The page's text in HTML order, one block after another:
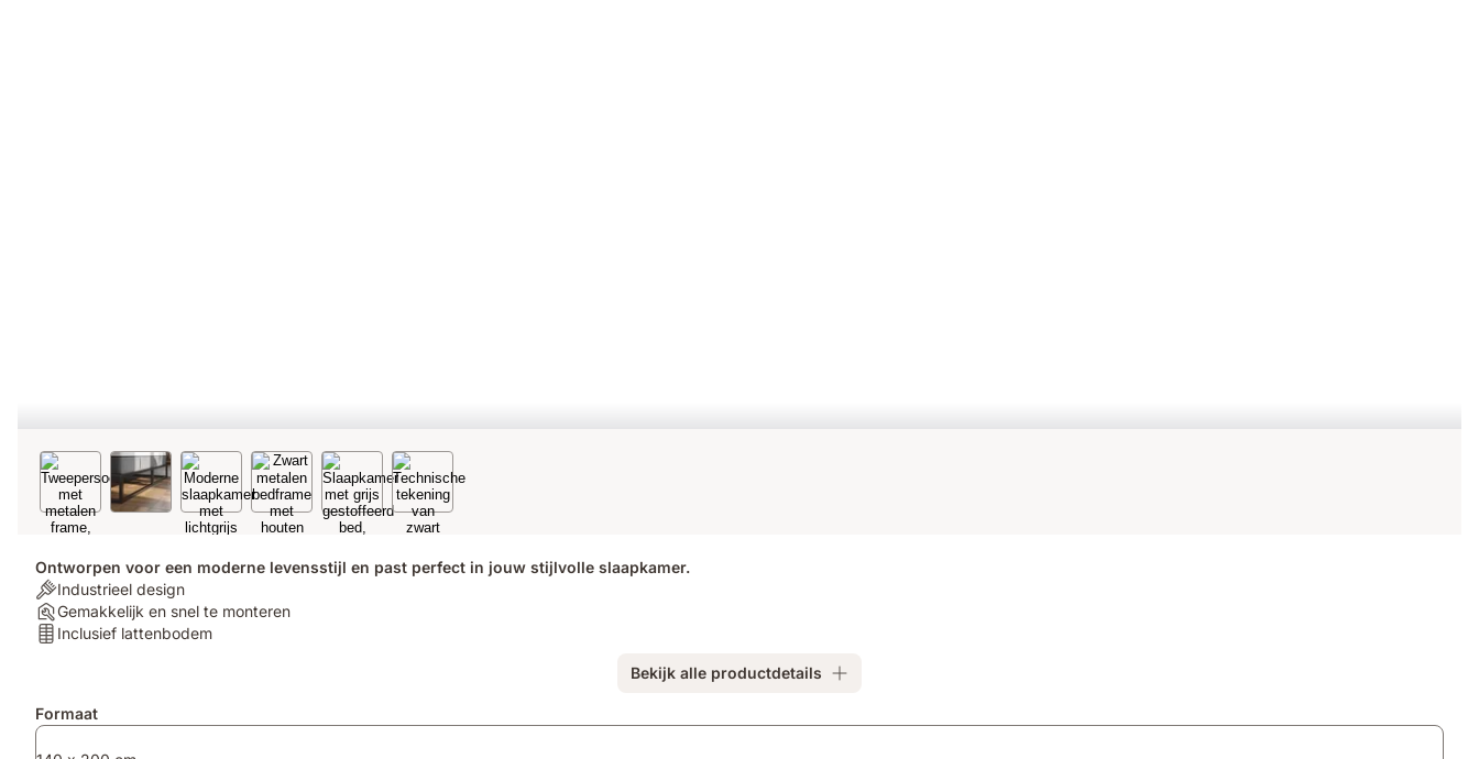
Ontworpen voor een moderne levensstijl en past perfect in jouw stijlvolle slaapkamer.
Color:
Industrieel
design
Industrieel design
Assembly:
Gemakkelijk
monteren
Gemakkelijk en snel te monteren
Bundle
Inclusief
Inclusief lattenbodem
Bekijk alle productdetails
Extra
producten
Formaat